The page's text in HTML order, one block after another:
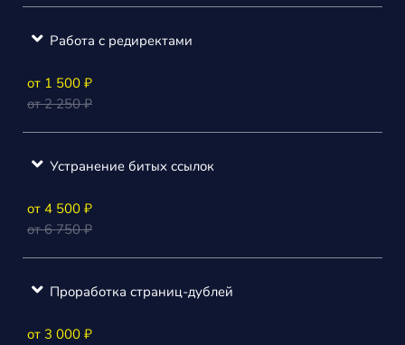
Работа с редиректами
от 1 500 ₽
от 2 250 ₽
Устранение битых ссылок
от 4 500 ₽
от 6 750 ₽
Проработка страниц-дублей
от 3 000 ₽